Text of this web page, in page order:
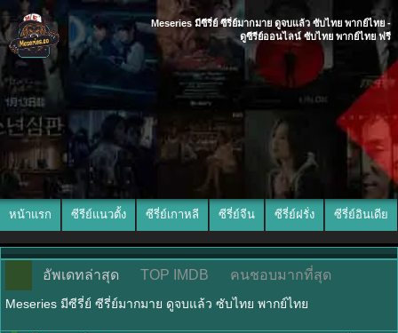
Meseries มีซีรี่ย์ ซีรี่ย์มากมาย ดูจบแล้ว ซับไทย พากย์ไทย -
ดูซีรีย์ออนไลน์ ซับไทย พากย์ไทย ฟรี
หน้าแรก ซีรีย์แนวตั้ง ซีรี่ย์เกาหลี ซีรี่ย์จีน ซีรี่ย์ฝรั่ง ซีรี่ย์อินเดีย
อัพเดทล่าสุด TOP IMDB คนชอบมากที่สุด
Meseries มีซีรี่ย์ ซีรี่ย์มากมาย ดูจบแล้ว ซับไทย พากย์ไทย